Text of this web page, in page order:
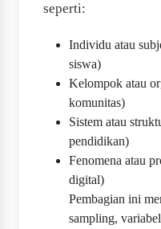
seperti:
Individu atau
siswa)
Kelompok atau
komunitas)
Sistem atau
pendidikan)
Fenomena atau
digital)
Pembagian ini
sampling,